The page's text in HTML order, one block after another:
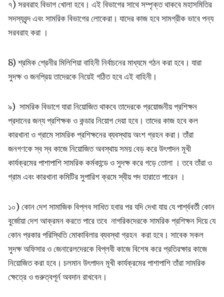
৭) সরবরাহ বিভাগ খোলা হবে। এই বিভাগের সাথে সম্পৃক্ত থাকবে মহাসমিতির
সদস্যবৃন্দ এবং সামরিক বিভাগের লোকেরা। যাদের কাজ হবে সামগ্রীক ভাবে পন্য
সরবরাহ করা ।
8) শ্রমিক শ্রেনীর মিলিশিয়া বাহিনী নির্বাচনের মাধ্যমে গঠন করা হবে। যারা
সুদক্ষ ও জনপ্রিয় তাদেরকে নিয়েই গঠিত হবে এই বাহিনী।
৯) সামরিক বিভাগে যারা নিয়োজিত থাকবে তাদেরকে প্রয়োজনীয় প্রশিক্ষন
প্রদানের জন্য প্রশিক্ষক ও কন্ডার নিয়োগ দেয়া হবে। তাদের কাজ হবে কল
কারখানা ও গ্রামে সামরিক প্রশিক্ষনের ব্যবস্থায় অংশ গ্রহন করা। তাঁরা
জনগণকে স্ব স্ব কাজে নিয়োজিত অবস্থায় সময় বেড় করে উৎপাদন মূখী
কার্যক্রমের পাশাপাশি সামরিক কর্মকান্ডে ও সুদক্ষ করে গড়ে তোলা । তবে তাঁরা ও
গ্রাম এবং কারখানা কমিটির সুপারিশ ক্রমে স্বীয় পদ হারাতে পারেন ।
১০) কোন দেশ সামাজিক বিপ্লব সাধিত হবার পর যদি দেখা যায় যে পার্শ্ববর্তী কোন
বুর্জোয়া দেশ আক্রমন করতে পারে তবে নাগরিকদেরকে সামরিক প্রশিক্ষন দিয়ে যে
কোন প্রকার পরিস্থিতি মোকাবিলার ব্যবস্থা গ্রহন করা হবে। সাবেক সকল
সুদক্ষ অফিসার ও জেনারেলদেরকে বিপ্লবী কাজে বিশেষ করে প্রতিরক্ষার কাজে
নিয়োজিত করা হবে। চলমান উৎপাদন মূখী কার্যক্রমের পাশাপাশি তাঁরা সামরিক
ক্ষেত্রে ও গুরুত্বপূর্ন অবদান রাখবেন।